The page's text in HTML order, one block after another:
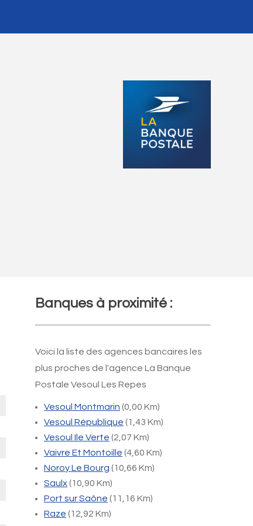
Banques à proximité :
Voici la liste des agences bancaires les
plus proches de l'agence La Banque
Postale Vesoul Les Repes
Vesoul Montmarin (0,00 Km)
Vesoul République (1,43 Km)
Vesoul Ile Verte (2,07 Km)
Vaivre Et Montoille (4,60 Km)
Noroy Le Bourg (10,66 Km)
Saulx(10,90 Km)
Port sur Saône (11,16 Km)
Raze (12,92 Km)